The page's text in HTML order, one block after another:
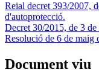
Reial decret 393/2007,
d'autoprotecció.
Decret 30/2015, de 3
Resolució de 6 de maig
Document viu